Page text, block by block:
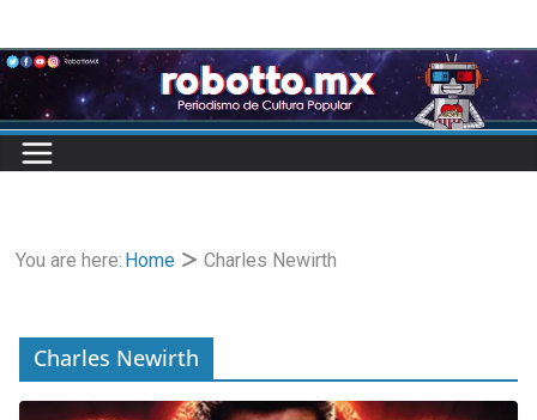
to
content
You are here: Home Charles Newirth
Charles Newirth